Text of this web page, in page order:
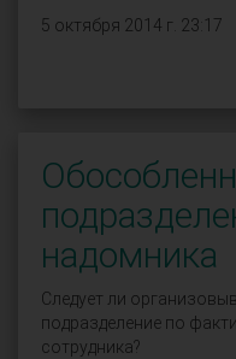
5 октября 2014 г. 23:17
надомника
Следует ли
подразделение по
сотрудника?